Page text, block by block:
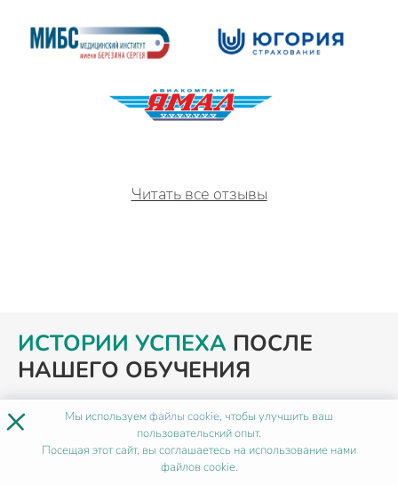
Читать все отзывы
ИСТОРИИ УСПЕХА ПОСЛЕ
НАШЕГО ОБУЧЕНИЯ
× Мы используемфайлы cookie, чтобы улучшить ваш
пользовательский опыт.
Посещая этот сайт, вы соглашаетесь на использование нами
файлов cookie.